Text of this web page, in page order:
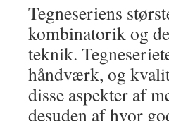
Tegneseriens
kombinatorik og
teknik.
håndværk, og
disse aspekter af
desuden af hvor